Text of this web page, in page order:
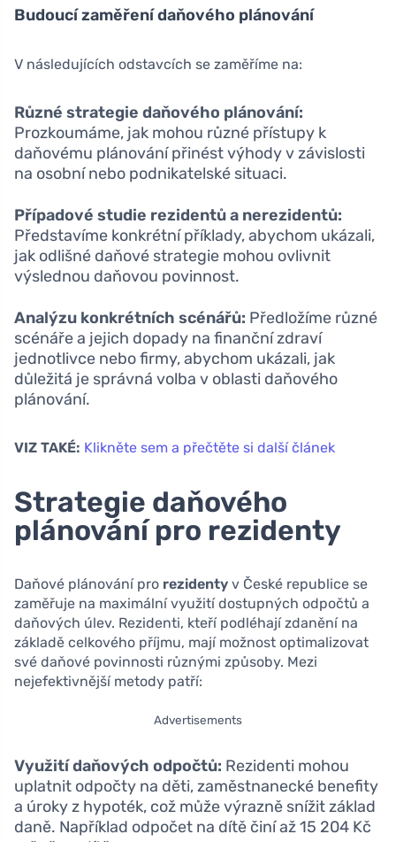
Budoucí zaměření daňového plánování
V následujících odstavcích se zaměříme na:
Různé strategie daňového plánování:
Prozkoumáme, jak mohou různé přístupy k
daňovému plánování přinést výhody v závislosti
na osobní nebo podnikatelské situaci.
Případové studie rezidentů a nerezidentů:
Představíme konkrétní příklady, abychom ukázali,
jak odlišné daňové strategie mohou ovlivnit
výslednou daňovou povinnost.
Analýzu konkrétních scénářů: Předložíme různé
scénáře a jejich dopady na finanční zdraví
jednotlivce nebo firmy, abychom ukázali, jak
důležitá je správná volba v oblasti daňového
plánování.
VIZ TAKÉ: Klikněte sem a přečtěte si další článek
Strategie daňového
plánování pro rezidenty
Daňové plánování pro rezidenty v České republice se
zaměřuje na maximální využití dostupných odpočtů a
daňových úlev. Rezidenti, kteří podléhají zdanění na
základě celkového příjmu, mají možnost optimalizovat
své daňové povinnosti různými způsoby. Mezi
nejefektivnější metody patří:
Advertisements
Využití daňových odpočtů: Rezidenti mohou
uplatnit odpočty na děti, zaměstnanecké benefity
a úroky z hypoték, což může výrazně snížit základ
daně. Například odpočet na dítě činí až 15 204 Kč